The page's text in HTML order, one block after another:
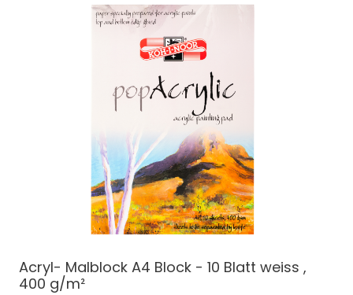
Acryl- Malblock A4 Block - 10 Blatt weiss ,
400 g/m²